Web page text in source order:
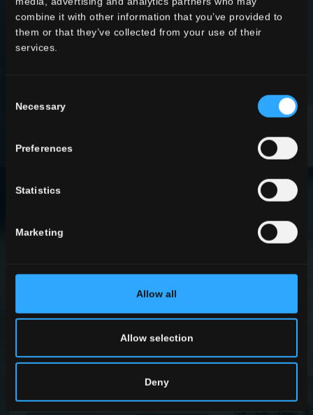
combine it with other information that you’ve provided to
them or that they’ve collected from your use of their
services.
Selection
Necessary
Preferences
Statistics
Marketing
Allow all
Allow selection
Deny
COLLECTIONS
EN SAVOIR PLUS